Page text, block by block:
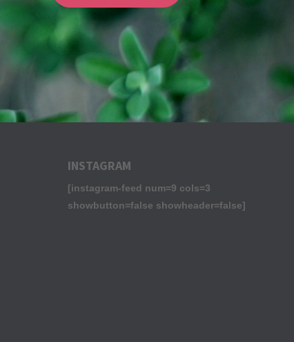
INSTAGRAM
[instagram-feed num=9 cols=3
showbutton=false showheader=false]